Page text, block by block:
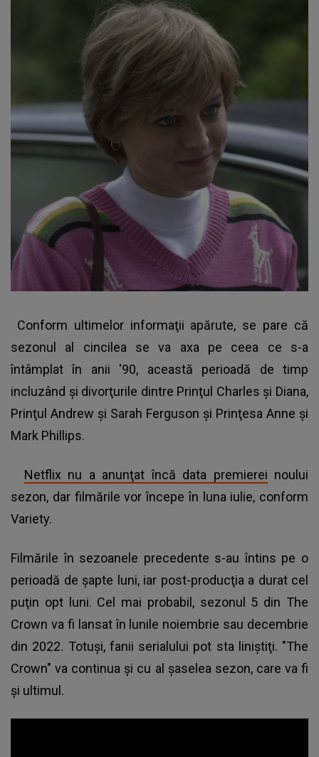
Conform ultimelor informaţii apărute, se pare că
sezonul al cincilea se va axa pe ceea ce s-a
întâmplat în anii '90, această perioadă de timp
incluzând şi divorţurile dintre Prinţul Charles şi Diana,
Prinţul Andrew şi Sarah Ferguson şi Prinţesa Anne şi
Mark Phillips.
Netflix nu a anunţat încă data premierei noului
sezon, dar filmările vor începe în luna iulie, conform
Variety.
Filmările în sezoanele precedente s-au întins pe o
perioadă de şapte luni, iar post-producţia a durat cel
puţin opt luni. Cel mai probabil, sezonul 5 din The
Crown va fi lansat în lunile noiembrie sau decembrie
din 2022. Totuşi, fanii serialului pot sta liniştiţi. "The
Crown" va continua şi cu al şaselea sezon, care va fi
şi ultimul.